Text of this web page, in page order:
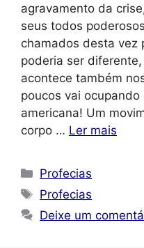
agravamento da
seus todos
chamados desta vez
poderia ser
acontece também
poucos vai
americana! Um
corpo … Ler mais
Categorias
Profecias
Tags
Profecias
Deixe um